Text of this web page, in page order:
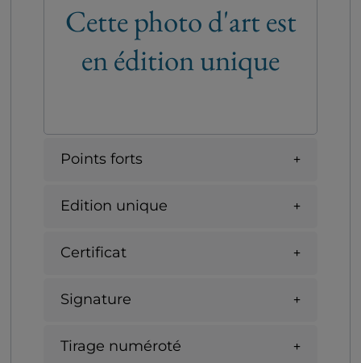
Cette photo d'art est
en édition unique
Points forts
Edition unique
Certificat
Signature
Tirage numéroté